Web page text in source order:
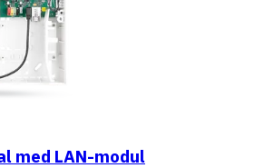
med LAN-modul